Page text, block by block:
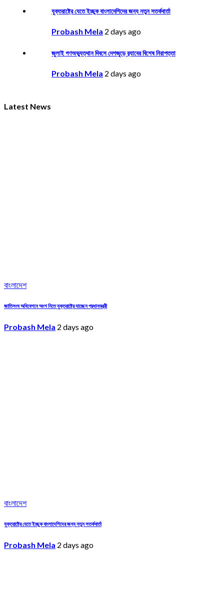
যুক্তরাষ্ট্রে যেতে ইচ্ছুক বাংলাদেশিদের জন্য নতুন সতর্কবার্তা
Probash Mela 2 days ago
জুলাই গণঅভ্যুত্থান দিবসে দেশজুড়ে র‌্যাবের বিশেষ নিরাপত্তা
Probash Mela 2 days ago
Latest News
বাংলাদেশ
জাতিসংঘ অধিবেশনে অংশ নিতে যুক্তরাষ্ট্রে যাচ্ছেন প্রধানমন্ত্রী
Probash Mela 2 days ago
বাংলাদেশ
যুক্তরাষ্ট্রে যেতে ইচ্ছুক বাংলাদেশিদের জন্য নতুন সতর্কবার্তা
Probash Mela 2 days ago